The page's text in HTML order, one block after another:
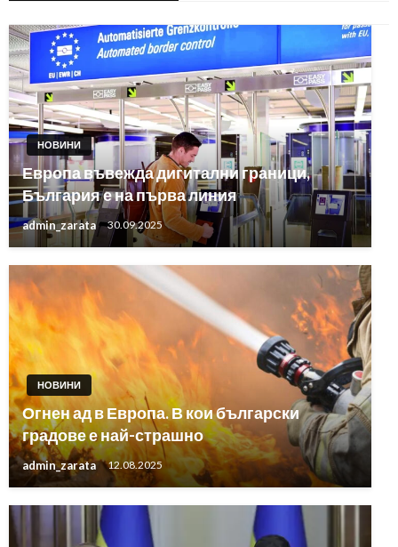
НОВИНИ
Европа въвежда дигитални граници,
България е на първа линия
admin_zarata 30.09.2025
НОВИНИ
Огнен ад в Европа. В кои български
градове е най-страшно
admin_zarata 12.08.2025